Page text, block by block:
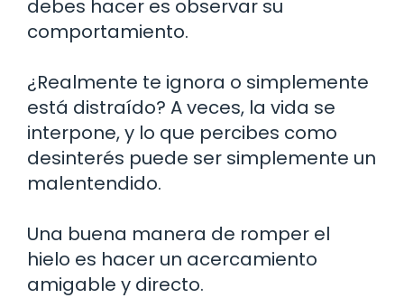
debes hacer es observar su
comportamiento.
¿Realmente te ignora o simplemente
está distraído? A veces, la vida se
interpone, y lo que percibes como
desinterés puede ser simplemente un
malentendido.
Una buena manera de romper el
hielo es hacer un acercamiento
amigable y directo.